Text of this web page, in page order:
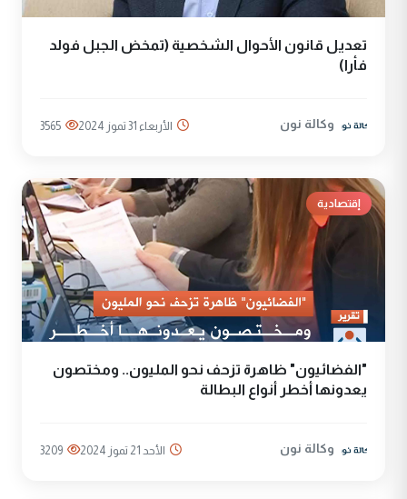
تعديل قانون الأحوال الشخصية (تمخض الجبل فولد
فأرا)
وكالة نون الأربعاء 31 تموز 2024 3565
إقتصادية
"الفضائيون" ظاهرة تزحف نحو المليون.. ومختصون
يعدونها أخطر أنواع البطالة
وكالة نون الأحد 21 تموز 2024 3209